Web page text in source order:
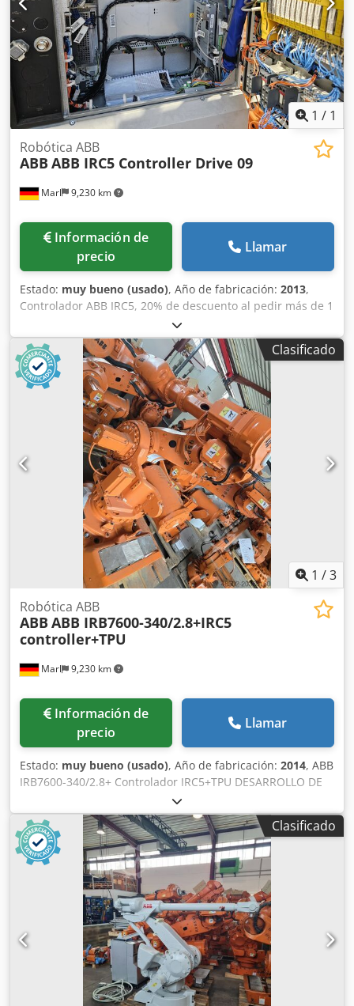
1 / 1
Marl 9,230 km
Robótica ABB
ABB ABB IRC5 Controller Drive 09
Información de
precio
Llamar
Estado: muy bueno (usado), Año de fabricación: 2013,
Controlador ABB IRC5, 20% de descuento al pedir más de 1
unidad. DESARROLLO DE GSG ROBOTICS GSG Robotics
GmbH, fundada en 2005 en Gütersloh, tiene su sede en
Marl desde 2015 y cuenta con una amplia área de servicio
para el mantenimiento y reparación de robots. A lo largo
de los años, nos hemos desarrollado como un socio
integral en todo lo relacionado con robots industriales y
tecnología de automatización. Somos un proveedor de
servicios completos para los dos reconocidos fabricantes
de robots ABB y Fanuc. Dkedpfx Afexq Tumoler
Clasificado
1 /3
Marl 9,230 km
Robótica ABB
ABB ABB IRB7600-340/2.8+IRC5
controller+TPU
Información de
precio
Llamar
Estado: muy bueno (usado), Año de fabricación: 2014, ABB
IRB7600-340/2.8+ Controlador IRC5+TPU DESARROLLO DE
GSG ROBOTICS Dkedpsxq Tuajfx Aflsr GSG Robotics GmbH,
fundada en 2005 en Gütersloh, tiene su sede en Marl
desde 2015 con una amplia zona de servicio para el
mantenimiento y reparación de robots. Con el paso de los
años, nos hemos convertido en un socio integral en todos
los temas relacionados con robots industriales y tecnología
de automatización. Somos un proveedor de servicios
completos para los dos reconocidos fabricantes de robots
ABB y Fanuc.
Clasificado